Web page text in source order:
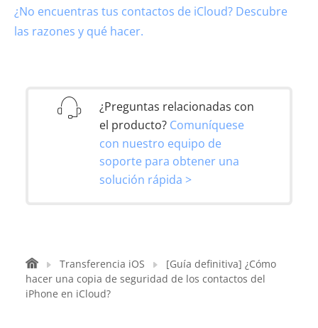
¿No encuentras tus contactos de iCloud? Descubre
las razones y qué hacer.
¿Preguntas relacionadas con
el producto? Comuníquese
con nuestro equipo de
soporte para obtener una
solución rápida >
Transferencia iOS
[Guía definitiva] ¿Cómo
hacer una copia de seguridad de los contactos del
iPhone en iCloud?